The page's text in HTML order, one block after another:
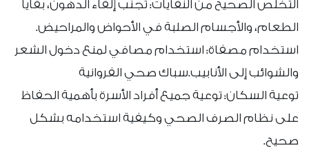
التخلص الصحيح من النفايات: تجنب إلقاء الدهون، بقايا
الطعام، والأجسام الصلبة في الأحواض والمراحيض.
استخدام مصفاة: استخدام مصافي لمنع دخول الشعر
والشوائب إلى الأنابيب.سباك صحي الفروانية
توعية السكان: توعية جميع أفراد الأسرة بأهمية الحفاظ
على نظام الصرف الصحي وكيفية استخدامه بشكل
صحيح.